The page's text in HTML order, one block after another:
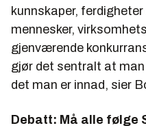
kunnskaper,
mennesker,
gjenværende
gjør det sentralt at
det man er innad, sier
Debatt: Må alle følge